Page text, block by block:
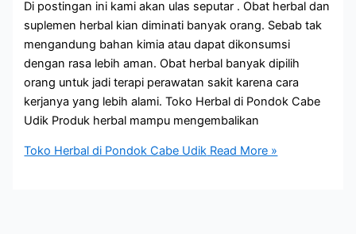
Di postingan ini kami akan ulas seputar . Obat herbal dan
suplemen herbal kian diminati banyak orang. Sebab tak
mengandung bahan kimia atau dapat dikonsumsi
dengan rasa lebih aman. Obat herbal banyak dipilih
orang untuk jadi terapi perawatan sakit karena cara
kerjanya yang lebih alami. Toko Herbal di Pondok Cabe
Udik Produk herbal mampu mengembalikan
Toko Herbal di Pondok Cabe Udik Read More »